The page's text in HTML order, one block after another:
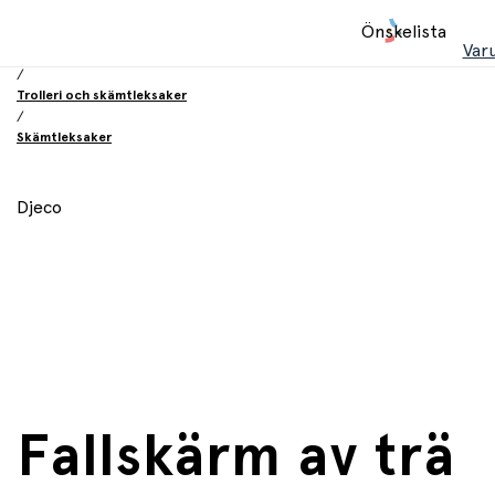
Önskelista
/
Trolleri och skämtleksaker
/
Skämtleksaker
Djeco
Fallskärm av trä